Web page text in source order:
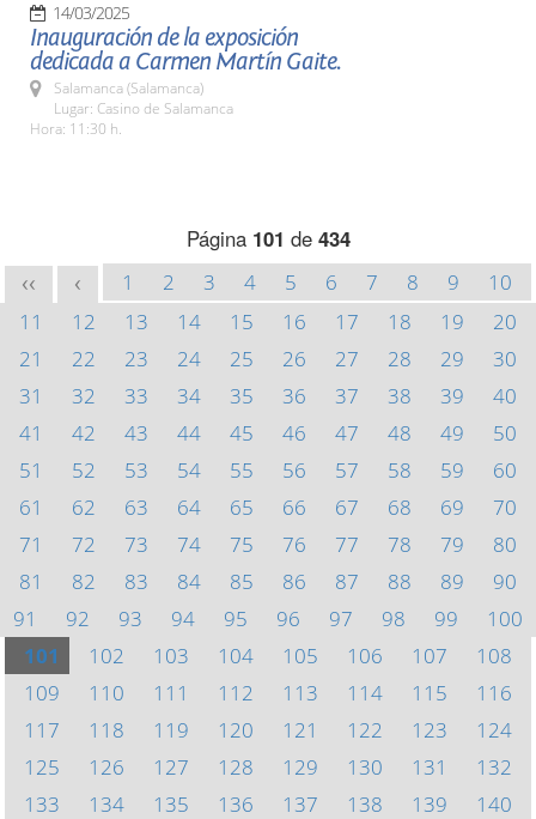
14/03/2025
Inauguración de la exposición
dedicada a Carmen Martín Gaite.
Salamanca (Salamanca)
Lugar: Casino de Salamanca
Hora: 11:30 h.
Página 101 de 434
<< < 1 2 3 4 5 6 7 8 9
10
11
12 13 14 15 16 17 18 19
20
21
22 23 24 25 26 27 28 29
30
31
32 33 34 35 36 37 38 39
40
41
42 43 44 45 46 47 48 49
50
51
52 53 54 55 56 57 58 59
60
61
62 63 64 65 66 67 68 69
70
71
72 73 74 75 76 77 78 79
80
81
82 83 84 85 86 87 88 89
90
91
92 93 94 95 96 97 98 99
100
101
102 103 104 105 106 107
108
109
110 111 112 113 114 115
116
117
118 119 120 121 122 123
124
125
126 127 128 129 130 131
132
133
134 135 136 137 138 139
140